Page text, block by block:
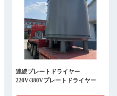
連続プレートドライヤー
220V/380Vプレートドライヤー